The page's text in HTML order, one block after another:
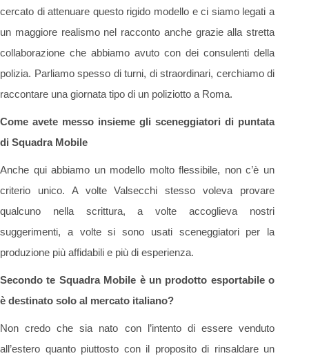
cercato di attenuare questo rigido modello e ci siamo legati a
un maggiore realismo nel racconto anche grazie alla stretta
collaborazione che abbiamo avuto con dei consulenti della
polizia. Parliamo spesso di turni, di straordinari, cerchiamo di
raccontare una giornata tipo di un poliziotto a Roma.
Come avete messo insieme gli sceneggiatori di puntata
di Squadra Mobile
Anche qui abbiamo un modello molto flessibile, non c’è un
criterio unico. A volte Valsecchi stesso voleva provare
qualcuno nella scrittura, a volte accoglieva nostri
suggerimenti, a volte si sono usati sceneggiatori per la
produzione più affidabili e più di esperienza.
Secondo te Squadra Mobile è un prodotto esportabile o
è destinato solo al mercato italiano?
Non credo che sia nato con l’intento di essere venduto
all’estero quanto piuttosto con il proposito di rinsaldare un